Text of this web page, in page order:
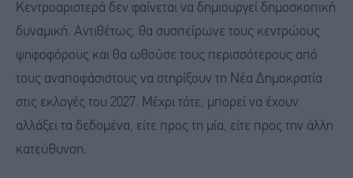
Κεντροαριστερά δεν φαίνεται να δημιουργεί δημοσκοπική
δυναμική. Αντιθέτως, θα συσπείρωνε τους κεντρώους
ψηφοφόρους και θα ωθούσε τους περισσότερους από
τους αναποφάσιστους να στηρίξουν τη Νέα Δημοκρατία
στις εκλογές του 2027. Μέχρι τότε, μπορεί να έχουν
αλλάξει τα δεδομένα, είτε προς τη μία, είτε προς την άλλη
κατεύθυνση.